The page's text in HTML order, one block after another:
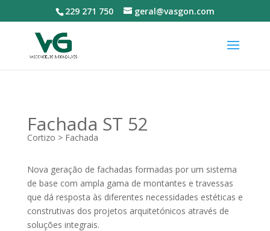
229 271 750 geral@vasgon.com
Fachada ST 52
Cortizo > Fachada
Nova geração de fachadas formadas por um sistema
de base com ampla gama de montantes e travessas
que dá resposta às diferentes necessidades estéticas e
construtivas dos projetos arquitetónicos através de
soluções integrais.